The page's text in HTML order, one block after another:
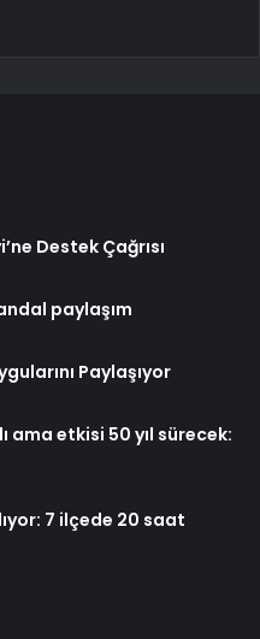
Destek Çağrısı
paylaşım
Paylaşıyor
ama etkisi 50 yıl sürecek:
7 ilçede 20 saat